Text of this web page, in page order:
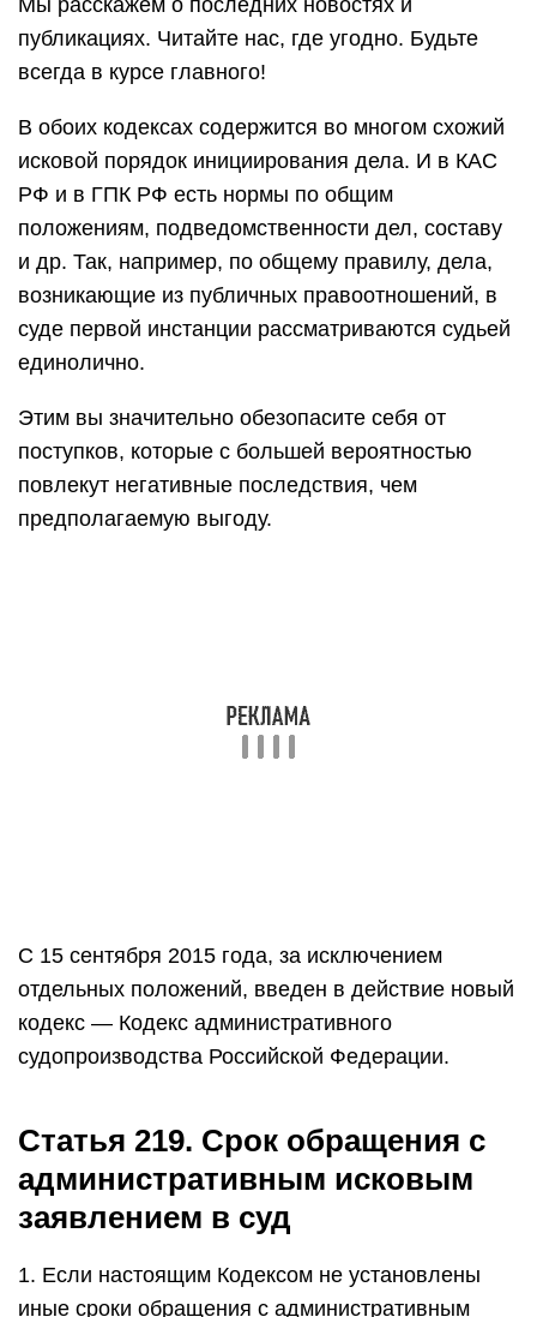
Мы расскажем о последних новостях и
публикациях. Читайте нас, где угодно. Будьте
всегда в курсе главного!
В обоих кодексах содержится во многом схожий
исковой порядок инициирования дела. И в КАС
РФ и в ГПК РФ есть нормы по общим
положениям, подведомственности дел, составу
и др. Так, например, по общему правилу, дела,
возникающие из публичных правоотношений, в
суде первой инстанции рассматриваются судьей
единолично.
Этим вы значительно обезопасите себя от
поступков, которые с большей вероятностью
повлекут негативные последствия, чем
предполагаемую выгоду.
С 15 сентября 2015 года, за исключением
отдельных положений, введен в действие новый
кодекс — Кодекс административного
судопроизводства Российской Федерации.
Статья 219. Срок обращения с
административным исковым
заявлением в суд
1. Если настоящим Кодексом не установлены
иные сроки обращения с административным